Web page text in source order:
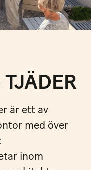
är ett av
med över
inom